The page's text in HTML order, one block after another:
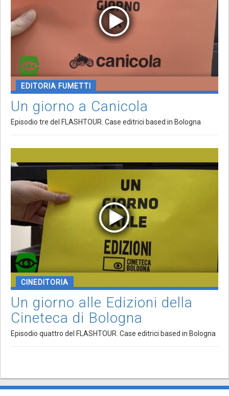
EDITORIA FUMETTI
Un giorno a Canicola
Episodio tre del FLASHTOUR. Case editrici based in Bologna
CINEDITORIA
Un giorno alle Edizioni della
Cineteca di Bologna
Episodio quattro del FLASHTOUR. Case editrici based in Bologna